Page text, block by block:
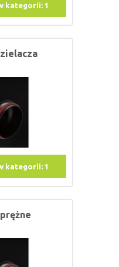
kategorii: 1
kategorii: 1